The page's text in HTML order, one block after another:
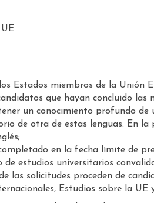
Estados miembros de la Unión
que hayan concluido las
un conocimiento profundo de
de otra de estas lenguas. En la
en la fecha límite de
de estudios universitarios
las solicitudes proceden de
Estudios sobre la UE